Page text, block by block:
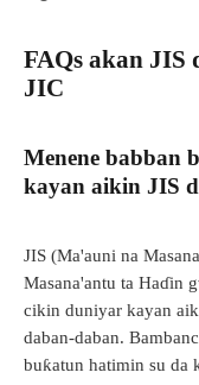
FAQs akan JIS
JIC
Menene babban
kayan aikin JIS
JIS (Ma'auni na
Masana'antu ta Haɗin
cikin duniyar kayan
daban-daban.
buƙatun hatimin su da